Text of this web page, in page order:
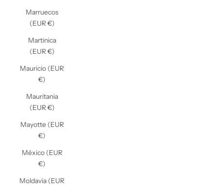
Marruecos
(EUR €)
Martinica
(EUR €)
Mauricio (EUR
€)
Mauritania
(EUR €)
Mayotte (EUR
€)
México (EUR
€)
Moldavia (EUR